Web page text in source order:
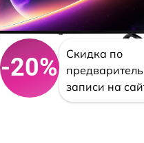
-20%
Скидка по
записи на